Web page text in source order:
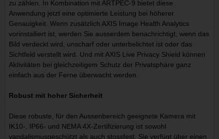
zu zählen. In Kombination mit ARTPEC-9 bietet diese
Anwendung jetzt eine optimierte Leistung bei höherer
Genauigkeit. Wenn zusätzlich AXIS Image Health Analytics
vorinstalliert ist, werden Sie ausserdem benachrichtigt, wenn das
Bild verdeckt wird, unscharf oder unterbelichtet ist oder das
Sichtfeld verstellt wird. Und mit AXIS Live Privacy Shield können
Aktivitäten bei gleichzeitigem Schutz der Privatsphäre ganz
einfach aus der Ferne überwacht werden.
Robust mit hoher Sicherheit
Diese robuste, für den Aussenbereich geeignete Kamera mit
IK10-, IP66- und NEMA 4X-Zertifizierung ist sowohl
vandalismusgeschützt als auch stossfest. Sie verfügt über einen